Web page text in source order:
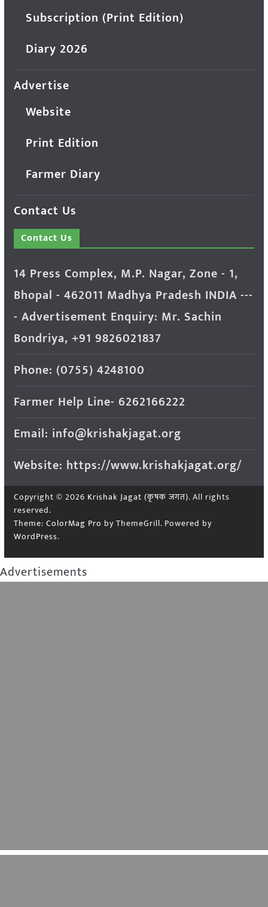
Subscription (Print Edition)
Diary 2026
Advertise
Website
Print Edition
Farmer Diary
Contact Us
Contact Us
14 Press Complex, M.P. Nagar, Zone - 1,
Bhopal - 462011 Madhya Pradesh INDIA ---
- Advertisement Enquiry: Mr. Sachin
Bondriya, +91 9826021837
Phone: (0755) 4248100
Farmer Help Line- 6262166222
Email: info@krishakjagat.org
Website: https://www.krishakjagat.org/
Copyright © 2026 Krishak Jagat (कृषक जगत). All rights
reserved.
Theme: ColorMag Pro by ThemeGrill. Powered by
WordPress.
Advertisements